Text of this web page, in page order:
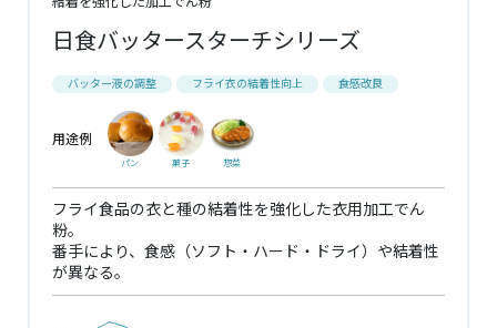
日食バッタースターチシリーズ
バッター液の調整 フライ衣の結着性向上 食感改良
用途例
パン 菓子 惣菜
フライ食品の衣と種の結着性を強化した衣用加工でん
粉。
番手により、食感（ソフト・ハード・ドライ）や結着性
が異なる。